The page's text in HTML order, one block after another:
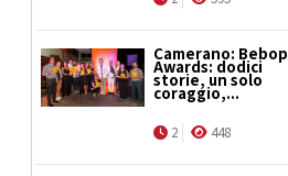
Camerano: Bebop
Awards: dodici
storie, un solo
coraggio,...
2 448